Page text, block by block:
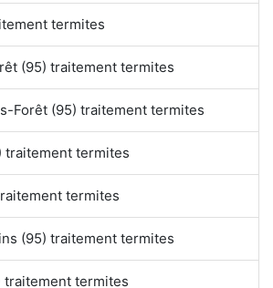
termites
(95) traitement termites
Forêt (95) traitement termites
traitement termites
termites
(95) traitement termites
traitement termites